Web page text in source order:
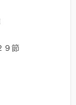
９節